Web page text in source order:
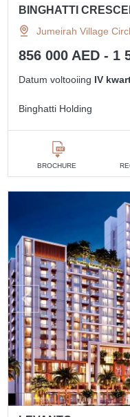
BINGHATTI
Jumeirah Village
856 000 AED - 1
Datum voltooiing IV
Binghatti Holding
BROCHURE